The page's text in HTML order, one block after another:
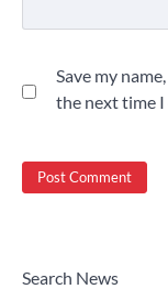
Save my
the next time I
Search News